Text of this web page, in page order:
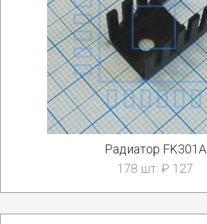
Радиатор FK301A
178 шт. ₽ 127